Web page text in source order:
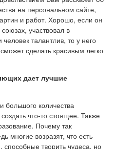
на персональном сайте,
и работ. Хорошо, если он
участвовал в
талантлив, то у него
сделать красивым легко
дает лучшие
большого количества
что-то стоящее. Также
Почему так
многие возразят, что есть
творить чудеса, но